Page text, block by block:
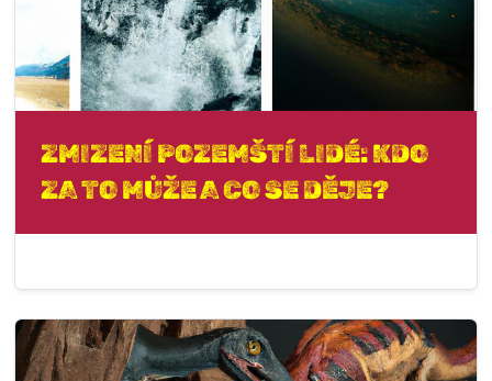
ZMIZENÍ POZEMŠTÍ LIDÉ: KDO
ZA TO MŮŽE A CO SE DĚJE?